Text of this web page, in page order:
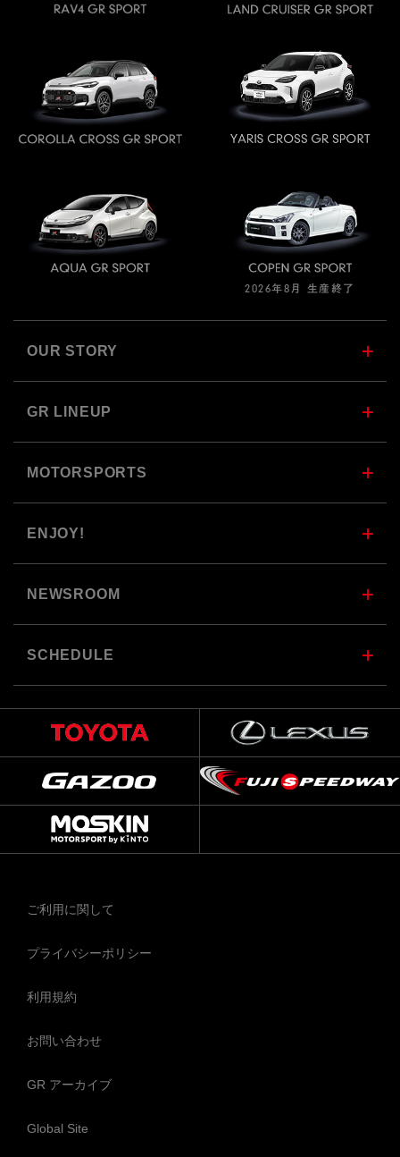
2026年8月 生産終了
OUR STORY
GR LINEUP
MOTORSPORTS
ENJOY!
NEWSROOM
SCHEDULE
ご利用に関して
プライバシーポリシー
利用規約
お問い合わせ
GR アーカイブ
Global Site